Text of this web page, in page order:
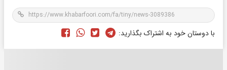
با دوستان خود به اشتراک بگذارید: